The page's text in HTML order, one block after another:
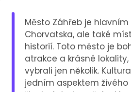
Město Záhřeb je
Chorvatska, ale také
historií. Toto město je
atrakce a krásné lokality,
vybrali jen několik.
jedním aspektem živého